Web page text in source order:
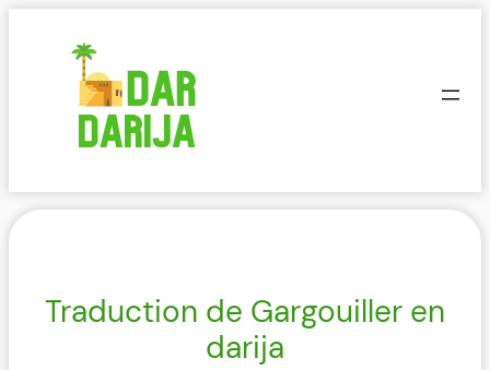
Traduction de Gargouiller en
darija